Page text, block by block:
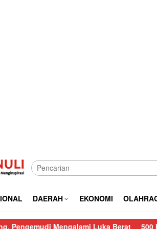
DAERAH EKONOMI
Mengalami Luka Berat 500 Kios Ludes,